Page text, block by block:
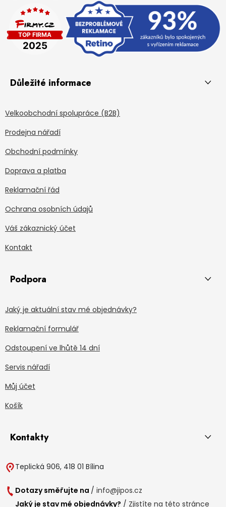
Důležité informace
Velkoobchodní spolupráce (B2B)
Prodejna nářadí
Obchodní podmínky
Doprava a platba
Reklamační řád
Ochrana osobních údajů
Váš zákaznický účet
Kontakt
Podpora
Jaký je aktuální stav mé objednávky?
Reklamační formulář
Odstoupení ve lhůtě 14 dní
Servis nářadí
Můj účet
Košík
Kontakty
Teplická 906, 418 01 Bílina
Dotazy směřujte na / info@jipos.cz
Jaký je stav mé objednávky? / Zjistíte na této stránce